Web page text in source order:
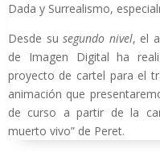
Dada y Surrealismo,
Desde susegundo nivel, el
de Imagen Digital ha
proyecto de cartel para el
animación que
de curso a partir de la
muerto vivo” de Peret.